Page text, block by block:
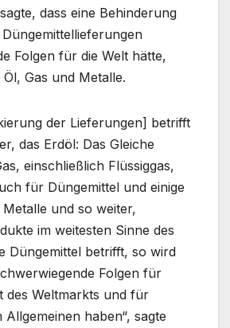
dass eine Behinderung
Folgen für die Welt hätte,
Gas und Metalle.
der Lieferungen] betrifft
das Erdöl: Das Gleiche
einschließlich Flüssiggas,
für Düngemittel und einige
und so weiter,
im weitesten Sinne des
Düngemittel betrifft, so wird
Folgen für
des Weltmarkts und für
Allgemeinen haben“, sagte